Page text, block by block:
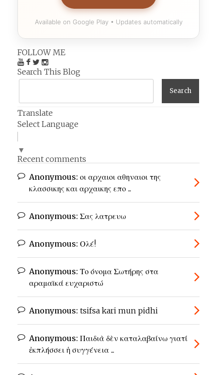
Available on Google Play • Updates automatically
FOLLOW ME
Search This Blog
Translate
Select Language
▼
Recent comments
Anonymous: οι αρχαιοι αθηναιοι της
κλασσικης και αρχαικης επο ...
Anonymous: Σας λατρευω
Anonymous: Ολέ!
Anonymous: Το όνομα Σωτήρης στα
αραμαϊκά ευχαριστώ
Anonymous: tsifsa kari mun pidhi
Anonymous: Παιδιὰ δὲν καταλαβαίνω γιατί
ἐκπλήσσει ἡ συγγένεια ...